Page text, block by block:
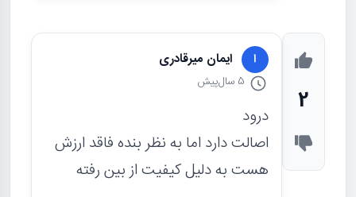
2
ا ایمان میرقادری
5 سال پیش
درود
اصالت دارد اما به نظر بنده فاقد ارزش
هست به دلیل کیفیت از بین رفته